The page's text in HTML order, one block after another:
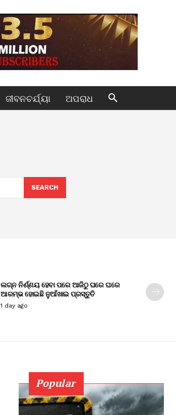
ଜୀବନଚର୍ଯ୍ୟା ଅପରାଧ
SEARCH
ଲଗ୍ନ ନିର୍ଣ୍ଣୟ ହେବା ପରେ ଆଜିଠୁ ଘରେ ଘରେ
ଆରମ୍ଭ ହୋଇଛି ନୁଆଁଖାଇ ପ୍ରସ୍ତୁତି
1 day ago
Popular